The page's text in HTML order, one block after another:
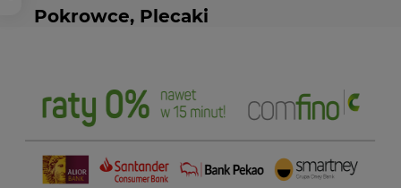
Pokrowce, Plecaki